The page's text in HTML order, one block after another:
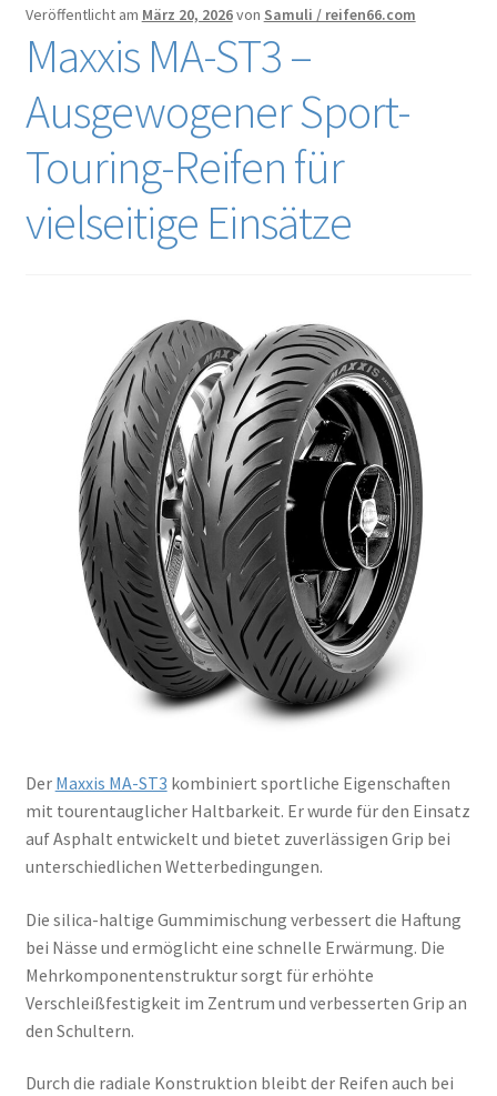
Veröffentlicht am März 20, 2026von Samuli / reifen66.com
Maxxis MA-ST3 –
Ausgewogener Sport-
Touring-Reifen für
vielseitige Einsätze
Der Maxxis MA-ST3 kombiniert sportliche Eigenschaften
mit tourentauglicher Haltbarkeit. Er wurde für den Einsatz
auf Asphalt entwickelt und bietet zuverlässigen Grip bei
unterschiedlichen Wetterbedingungen.
Die silica-haltige Gummimischung verbessert die Haftung
bei Nässe und ermöglicht eine schnelle Erwärmung. Die
Mehrkomponentenstruktur sorgt für erhöhte
Verschleißfestigkeit im Zentrum und verbesserten Grip an
den Schultern.
Durch die radiale Konstruktion bleibt der Reifen auch bei